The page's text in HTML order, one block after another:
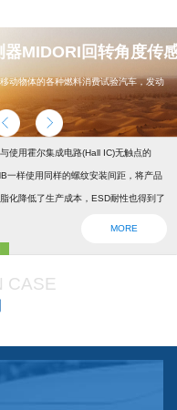
器MIDORI回转角度传
动物体的各种燃料消费试验汽车，发动
配件，能源
使用霍尔集成电路(Hall IC)无触点的
一样使用同样的螺纹安装间距，将产品
化降低了生产成本，ESD耐性也得到了
弹簧，防震动防撞击功能强大，防尘防
标准相同。本产品在游船、铲运车的遥
卡车离合器和换挡等方面要求较高的领
MORE
CASE